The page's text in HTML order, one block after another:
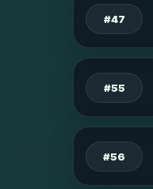
#47
#55
#56